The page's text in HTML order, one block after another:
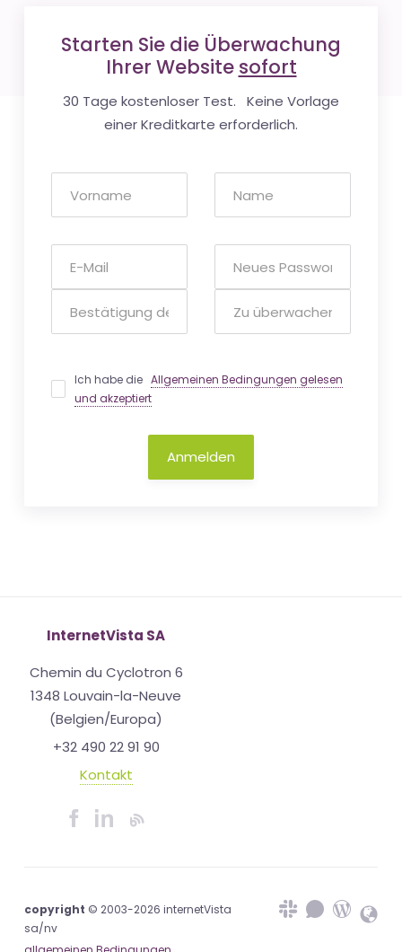
Starten Sie die Überwachung
Ihrer Website sofort
30 Tage kostenloser Test. Keine Vorlage
einer Kreditkarte erforderlich.
Ich habe dieAllgemeinen Bedingungen gelesen
und akzeptiert
Anmelden
InternetVista SA
Chemin du Cyclotron 6
1348 Louvain-la-Neuve
(Belgien/Europa)
+32 490 22 91 90
Kontakt
copyright © 2003-2026 internetVista
sa/nv